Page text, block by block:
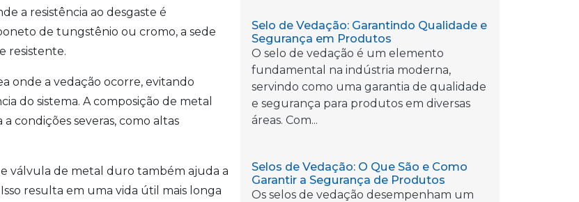
a resistência ao desgaste é
de tungstênio ou cromo, a sede
resistente.
onde a vedação ocorre, evitando
do sistema. A composição de metal
condições severas, como altas
válvula de metal duro também ajuda a
resulta em uma vida útil mais longa
Selo de Vedação: Garantindo Qualidade e
Segurança em Produtos
O selo de vedação é um elemento
fundamental na indústria moderna,
servindo como uma garantia de qualidade
e segurança para produtos em diversas
áreas. Com...
Selos de Vedação: O Que São e Como
Garantir a Segurança de Produtos
Os selos de vedação desempenham um